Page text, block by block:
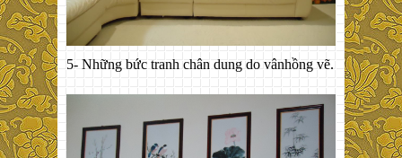
5- Những bức tranh chân dung do vânhồng vẽ.